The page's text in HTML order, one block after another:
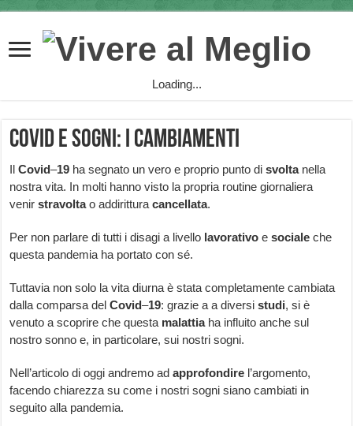
Loading...
Covid e sogni: i cambiamenti
IlCovid–19 ha segnato un vero e proprio punto disvoltanella
nostra vita. In molti hanno visto la propria routine giornaliera
venirstravoltao addiritturacancellata.
Per non parlare di tutti i disagi a livello lavorativo esociale che
questa pandemia ha portato con sé.
Tuttavia non solo la vita diurna è stata completamente cambiata
dalla comparsa delCovid–19: grazie a a diversistudi, si è
venuto a scoprire che questa malattiaha influito anche sul
nostro sonno e, in particolare, sui nostri sogni.
Nell’articolo di oggi andremo adapprofondire l’argomento,
facendo chiarezza su come i nostri sogni siano cambiati in
seguito alla pandemia.